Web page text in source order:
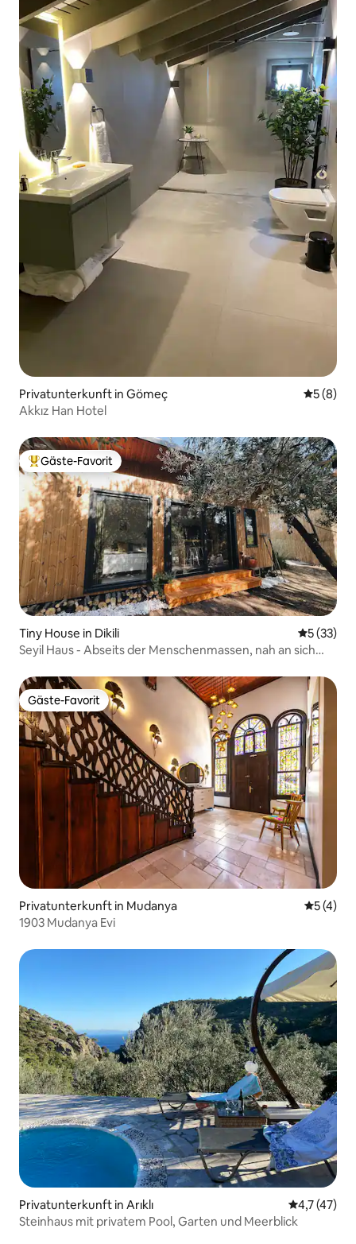
Privatunterkunft in Gömeç
5 (8)
Akkız Han Hotel
Beliebter Gäste-Favorit.
Gäste-Favorit
Tiny House in Dikili
5 (33)
Seyil Haus - Abseits der Menschenmassen, nah an sich
Gäste-Favorit
Gäste-Favorit
Privatunterkunft in Mudanya
5 (4)
1903 Mudanya Evi
Privatunterkunft in Arıklı
4,7 (47)
Steinhaus mit privatem Pool, Garten und Meerblick